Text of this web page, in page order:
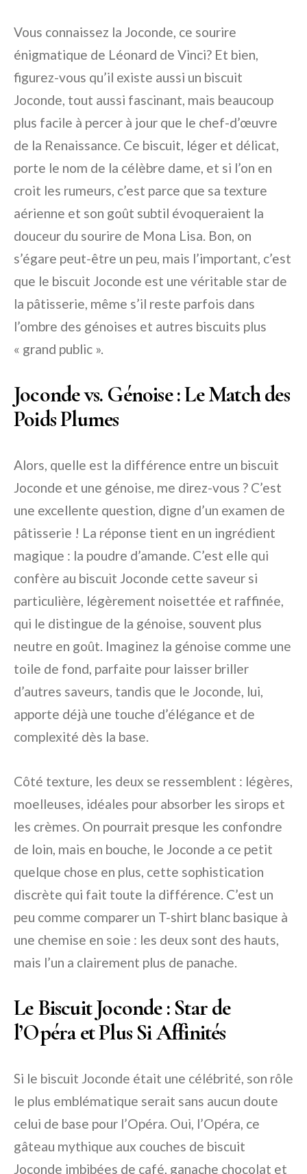
Vous connaissez la Joconde, ce sourire
énigmatique de Léonard de Vinci? Et bien,
figurez-vous qu’il existe aussi un biscuit
Joconde, tout aussi fascinant, mais beaucoup
plus facile à percer à jour que le chef-d’œuvre
de la Renaissance. Ce biscuit, léger et délicat,
porte le nom de la célèbre dame, et si l’on en
croit les rumeurs, c’est parce que sa texture
aérienne et son goût subtil évoqueraient la
douceur du sourire de Mona Lisa. Bon, on
s’égare peut-être un peu, mais l’important, c’est
que le biscuit Joconde est une véritable star de
la pâtisserie, même s’il reste parfois dans
l’ombre des génoises et autres biscuits plus
« grand public ».
Joconde vs. Génoise : Le Match des
Poids Plumes
Alors, quelle est la différence entre un biscuit
Joconde et une génoise, me direz-vous ? C’est
une excellente question, digne d’un examen de
pâtisserie ! La réponse tient en un ingrédient
magique : la poudre d’amande. C’est elle qui
confère au biscuit Joconde cette saveur si
particulière, légèrement noisettée et raffinée,
qui le distingue de la génoise, souvent plus
neutre en goût. Imaginez la génoise comme une
toile de fond, parfaite pour laisser briller
d’autres saveurs, tandis que le Joconde, lui,
apporte déjà une touche d’élégance et de
complexité dès la base.
Côté texture, les deux se ressemblent : légères,
moelleuses, idéales pour absorber les sirops et
les crèmes. On pourrait presque les confondre
de loin, mais en bouche, le Joconde a ce petit
quelque chose en plus, cette sophistication
discrète qui fait toute la différence. C’est un
peu comme comparer un T-shirt blanc basique à
une chemise en soie : les deux sont des hauts,
mais l’un a clairement plus de panache.
Le Biscuit Joconde : Star de
l’Opéra et Plus Si Affinités
Si le biscuit Joconde était une célébrité, son rôle
le plus emblématique serait sans aucun doute
celui de base pour l’Opéra. Oui, l’Opéra, ce
gâteau mythique aux couches de biscuit
Joconde imbibées de café, ganache chocolat et